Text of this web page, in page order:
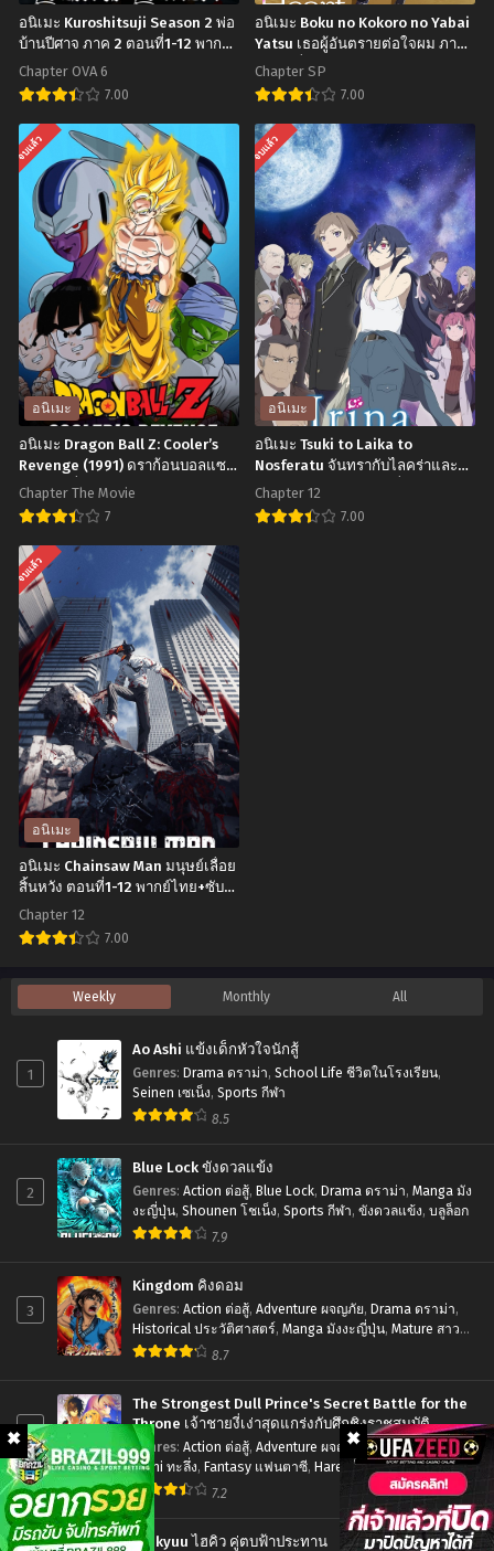
อนิเมะ Kuroshitsuji Season 2 พ่อ
บ้านปีศาจ ภาค 2 ตอนที่1-12 พากย์
ไทย
Chapter OVA 6
7.00
อ
นิ
เมะ
Kuroshitsuji
Season
พ่อ
บ้าน
ปีศาจ
ภาค
2
ตอน
ที่1-
12
พากย์
ไทย
อนิเมะ Boku no Kokoro no Yabai
Yatsu เธอผู้อันตรายต่อใจผม ภาค
1 ตอนที่1-12 ซับไทย
Chapter SP
7.00
อ
นิ
เมะ
Boku
no
Kokoro
no
Yabai
Yatsu
เธอ
ผู้
อันตราย
ต่อ
ใจผม
จบแล้ว
อนิเมะ
อนิเมะ Dragon Ball Z: Cooler’s
Revenge (1991) ดราก้อนบอลแซด
เดอะมูฟวี่ 05: การแก้แค้นของคูล
เลอร์ พากย์ไทย
Chapter The Movie
7
อ
นิ
เมะ
Dragon
Ball
Z:
Cooler’s
Revenge
(1991)
ดรา
ก้อน
บอล
แซด
เดอะ
มูฟ
วี่
การ
แก้
แค้น
คูล
เลอ
พากย์
ไทย
จบแล้ว
อนิเมะ
อนิเมะ Tsuki to Laika to
Nosferatu จันทรากับไลคร่าและ
เจ้าหญิงแวมไพร์ ตอนที่1-12 ซับ
ไทย
Chapter 12
7.00
เจ้า
หญิง
ตอน
ที่1-
ไทย
จบแล้ว
อนิเมะ
อนิเมะ Chainsaw Man มนุษย์เลื่อย
สิ้นหวัง ตอนที่1-12 พากย์ไทย+ซับ
ไทย
Chapter 12
7.00
อ
นิ
Chainsaw
มนุษย์
เลื่อย
สิ้น
12
พากย์
Weekly Monthly All
1
Ao Ashi แข้งเด็กหัวใจนักสู้
Genres: Drama ดราม่า, School Life ชีวิตในโรงเรียน,
Seinen เซเน็ง, Sports กีฬา
8.5
2
Blue Lock ขังดวลแข้ง
Genres: Action ต่อสู้, Blue Lock, Drama ดราม่า, Manga มัง
งะญี่ปุ่น, Shounen โชเน็ง, Sports กีฬา, ขังดวลแข้ง, บลูล็อก
7.9
3
Kingdom คิงดอม
Genres: Action ต่อสู้, Adventure ผจญภัย, Drama ดราม่า,
Historical ประวัติศาสตร์, Manga มังงะญี่ปุ่น, Mature สาว
ใหญ่,Seinen เซเน็ง
8.7
4
The Strongest Dull Prince's Secret Battle for the
Throne เจ้าชายงี่เง่าสุดแกร่งกับศึกชิงราชสมบัติ
Genres: Action ต่อสู้, Adventure ผจญภัย ,Drama ดราม่า,
Ecchi ทะลึ่ง, Fantasy แฟนตาซี, Harem ฮาเร็ม,Manga มังงะ
ญี่ปุ่น,Romance โรแมนติก Seinen เซเน็ง
7.2
Haikyuu ไฮคิว คู่ตบฟ้าประทาน